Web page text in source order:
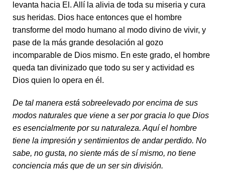
levanta hacia El. Allí la alivia de toda su miseria y cura
sus heridas. Dios hace entonces que el hombre
transforme del modo humano al modo divino de vivir, y
pase de la más grande desolación al gozo
incomparable de Dios mismo. En este grado, el hombre
queda tan divinizado que todo su ser y actividad es
Dios quien lo opera en él.
De tal manera está sobreelevado por encima de sus
modos naturales que viene a ser por gracia lo que Dios
es esencialmente por su naturaleza. Aquí el hombre
tiene la impresión y sentimientos de andar perdido. No
sabe, no gusta, no siente más de sí mismo, no tiene
conciencia más que de un ser sin división.